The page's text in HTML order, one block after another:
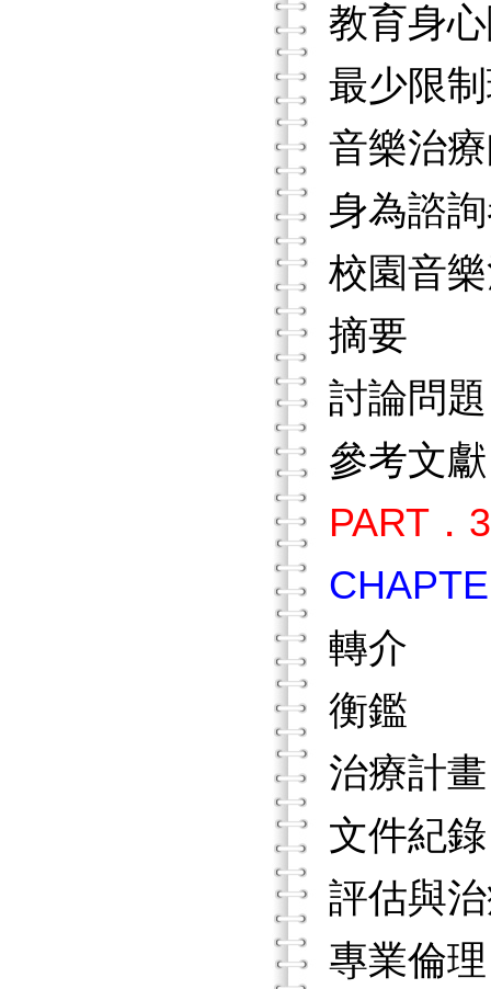
教育身
最少限
音樂治
身為諮
校園音
摘要
討論問
參考文
PART．
轉介
衡鑑
治療計
文件紀
評估與
專業倫